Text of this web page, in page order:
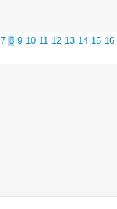
7 8 9 10 11 12 13 14 15 16